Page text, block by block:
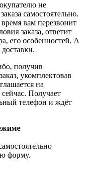
не
самостоятельно.
вам перезвонит
заказа, ответит
его особенностей. А
получив
укомплектовав
на
Получает
телефон и ждёт
форму.